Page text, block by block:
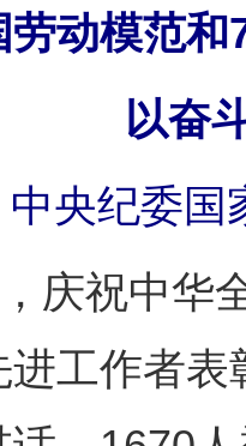
劳动模范
以奋
中央纪委国
祝中华全
工作者